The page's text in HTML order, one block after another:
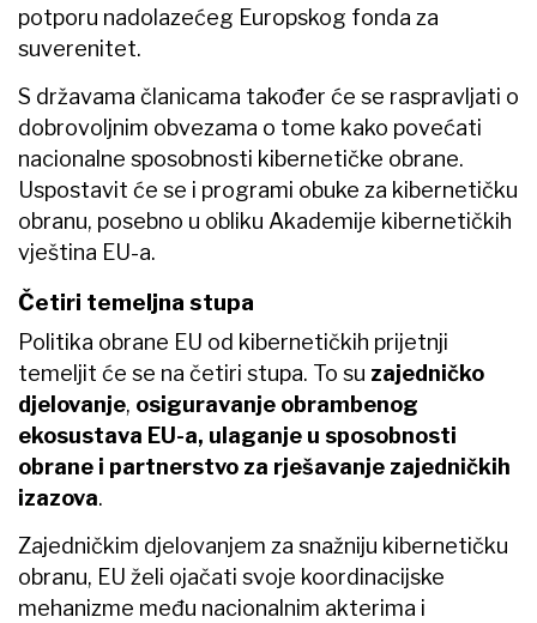
potporu nadolazećeg Europskog fonda za
suverenitet.
S državama članicama također će se raspravljati o
dobrovoljnim obvezama o tome kako povećati
nacionalne sposobnosti kibernetičke obrane.
Uspostavit će se i programi obuke za kibernetičku
obranu, posebno u obliku Akademije kibernetičkih
vještina EU-a.
Četiri temeljna stupa
Politika obrane EU od kibernetičkih prijetnji
temeljit će se na četiri stupa. To su zajedničko
djelovanje, osiguravanje obrambenog
ekosustava EU-a, ulaganje u sposobnosti
obrane i partnerstvo za rješavanje zajedničkih
izazova.
Zajedničkim djelovanjem za snažniju kibernetičku
obranu, EU želi ojačati svoje koordinacijske
mehanizme među nacionalnim akterima i